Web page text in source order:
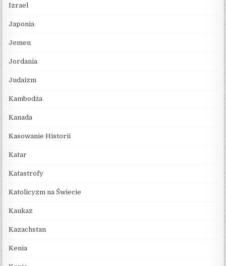
Izrael
Japonia
Jemen
Jordania
Judaizm
Kambodża
Kanada
Kasowanie Historii
Katar
Katastrofy
Katolicyzm na Świecie
Kaukaz
Kazachstan
Kenia